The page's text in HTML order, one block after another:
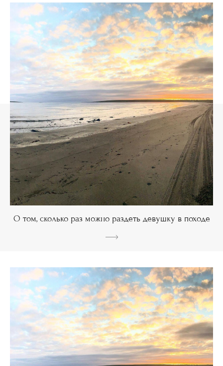
О том, сколько раз можно раздеть девушку в походе